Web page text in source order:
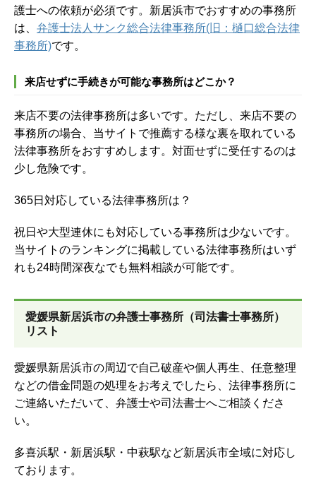
護士への依頼が必須です。新居浜市でおすすめの事務所
は、 弁護士法人サンク総合法律事務所(旧：樋口総合法律
事務所)です。
来店せずに手続きが可能な事務所はどこか？
来店不要の法律事務所は多いです。ただし、来店不要の
事務所の場合、当サイトで推薦する様な裏を取れている
法律事務所をおすすめします。対面せずに受任するのは
少し危険です。
365日対応している法律事務所は？
祝日や大型連休にも対応している事務所は少ないです。
当サイトのランキングに掲載している法律事務所はいず
れも24時間深夜なでも無料相談が可能です。
愛媛県新居浜市の弁護士事務所（司法書士事務所）
リスト
愛媛県新居浜市の周辺で自己破産や個人再生、任意整理
などの借金問題の処理をお考えでしたら、法律事務所に
ご連絡いただいて、弁護士や司法書士へご相談くださ
い。
多喜浜駅・新居浜駅・中萩駅など新居浜市全域に対応し
ております。